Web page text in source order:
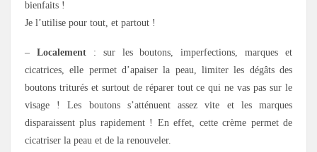
bienfaits !
Je l’utilise pour tout, et partout !
– Localement: sur les boutons, imperfections, marques et
cicatrices, elle permet d’apaiser la peau, limiter les dégâts des
boutons triturés et surtout de réparer tout ce qui ne vas pas sur le
visage ! Les boutons s’atténuent assez vite et les marques
disparaissent plus rapidement ! En effet, cette crème permet de
cicatriser la peau et de la renouveler.